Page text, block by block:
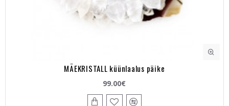
MÄEKRISTALL küünlaalus päike
99.00€